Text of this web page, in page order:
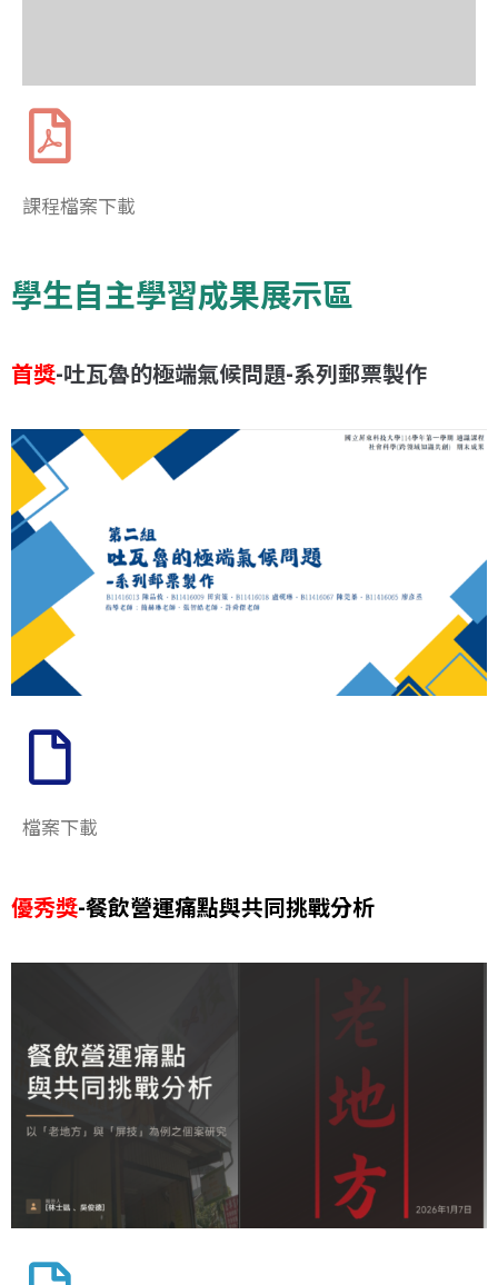
課程檔案下載
學生自主學習成果展示區
首獎-吐瓦魯的極端氣候問題-系列郵票製作
檔案下載
優秀獎-餐飲營運痛點與共同挑戰分析